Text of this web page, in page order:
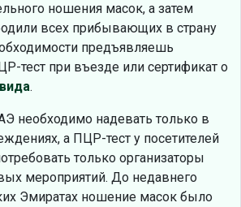
ношения масок, а затем
всех прибывающих в страну
предъявляешь
тест при въезде или сертификат о
.
необходимо надевать только в
а ПЦР-тест у посетителей
только организаторы
мероприятий. До недавнего
Эмиратах ношение масок было